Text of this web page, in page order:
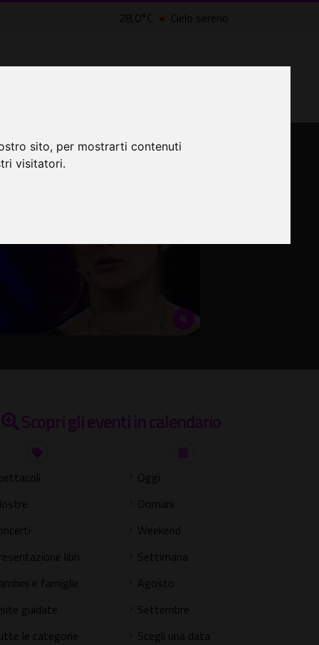
sito, per mostrarti contenuti
visitatori.
28,0°C Cielo sereno
Scopri gli eventi in calendario
libri
e famiglie
guidate
le categorie
Oggi
Domani
Weekend
Settimana
Agosto
Settembre
Scegli una data